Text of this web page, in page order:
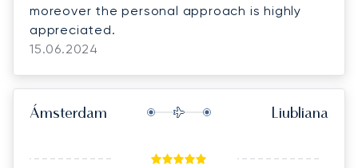
moreover the personal approach is highly
appreciated.
15.06.2024
Ámsterdam Liubliana